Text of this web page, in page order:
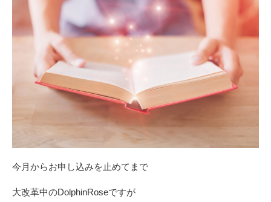
今月からお申し込みを止めてまで
大改革中のDolphinRoseですが